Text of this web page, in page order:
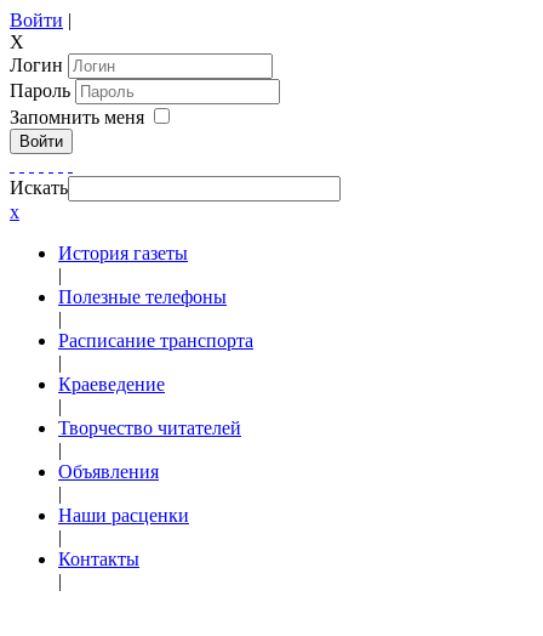
Войти |
X
Логин
Пароль
Запомнить меня
Войти
Искать
x
История газеты
|
Полезные телефоны
|
Расписание транспорта
|
Краеведение
|
Творчество читателей
|
Объявления
|
Наши расценки
|
Контакты
|